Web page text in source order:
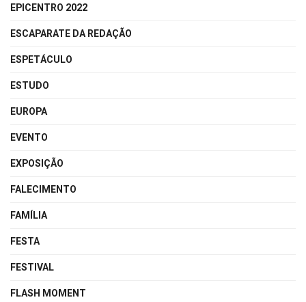
EPICENTRO 2022
ESCAPARATE DA REDAÇÃO
ESPETÁCULO
ESTUDO
EUROPA
EVENTO
EXPOSIÇÃO
FALECIMENTO
FAMÍLIA
FESTA
FESTIVAL
FLASH MOMENT